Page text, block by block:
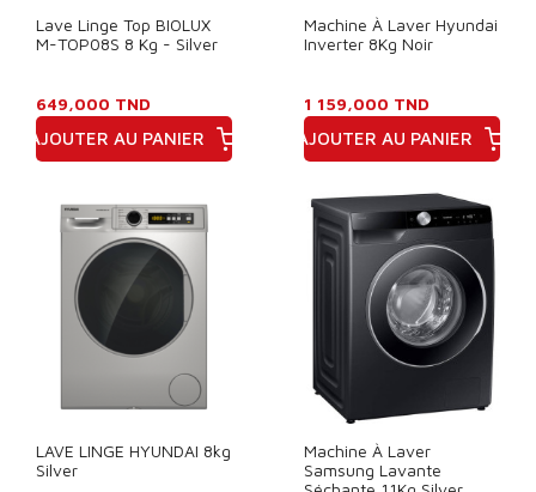
Lave Linge Top BIOLUX
M-TOP08S 8 Kg - Silver
649,000 TND
AJOUTER AU PANIER
Machine À Laver Hyundai
Inverter 8Kg Noir
1 159,000 TND
AJOUTER AU PANIER
LAVE LINGE HYUNDAI 8kg
Silver
Machine À Laver
Samsung Lavante